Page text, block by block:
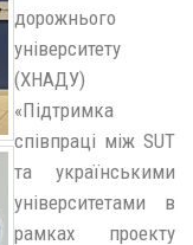
дорожнього
університету
(ХНАДУ)
«Підтримка
співпраці між SUT
та українськими
університетами в
рамках проекту